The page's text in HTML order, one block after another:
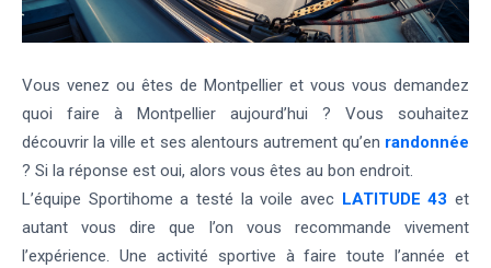
Vous venez ou êtes de Montpellier et vous vous demandez
quoi faire à Montpellier aujourd’hui ? Vous souhaitez
découvrir la ville et ses alentours autrement qu’en randonnée
? Si la réponse est oui, alors vous êtes au bon endroit.
L’équipe Sportihome a testé la voile avec LATITUDE 43 et
autant vous dire que l’on vous recommande vivement
l’expérience. Une activité sportive à faire toute l’année et